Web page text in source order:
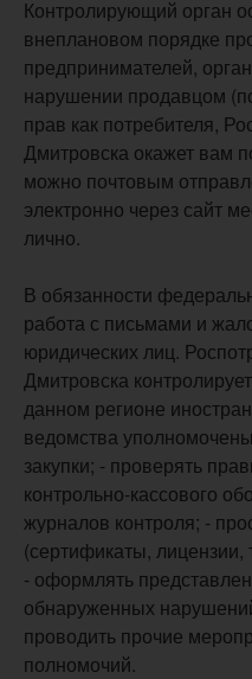
Контролирующий орган
внеплановом порядке
предпринимателей,
нарушении продавцом
прав как потребителя,
Дмитровска окажет вам
можно почтовым
электронно через сайт
лично.
В обязанности
работа с письмами и
юридических лиц.
Дмитровска
данном регионе
ведомства
закупки; - проверять
контрольно-кассового
журналов контроля; -
(сертификаты, лицензии,
- оформлять
обнаруженных
проводить прочие
полномочий.